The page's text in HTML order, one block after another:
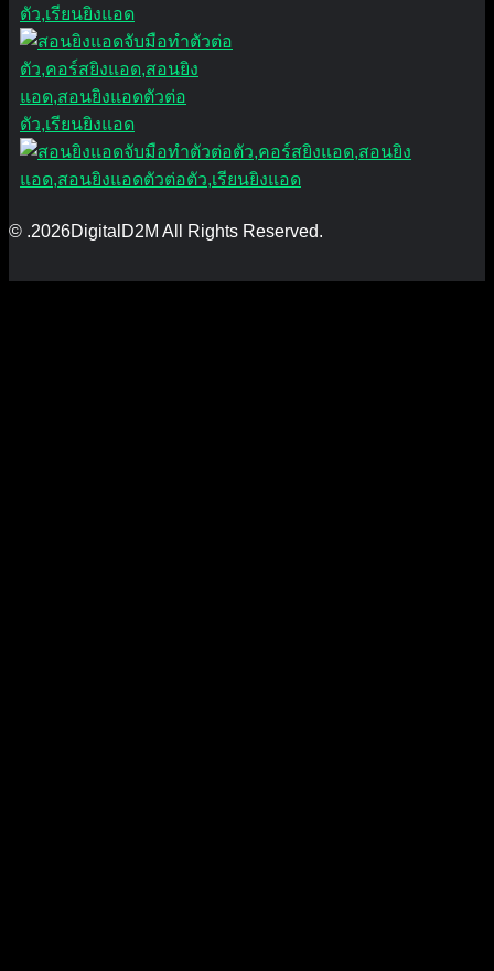
© .2026DigitalD2M All Rights Reserved.